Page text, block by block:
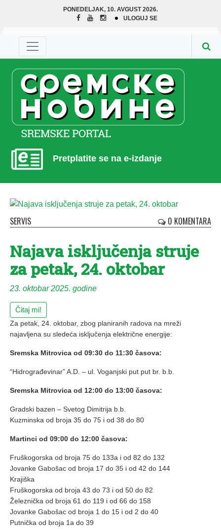
PONEDELJAK, 10. AVGUST 2026.
ULOGUJ SE
Pretplatite se na e-izdanje
SERVIS 0 KOMENTARA
Najava isključenja struje
za petak, 24. oktobar
23. oktobar 2025. godine
Čitaj mi!
Za petak, 24. oktobar, zbog planiranih radova na mreži
najavljena su sledeća isključenja električne energije:
Sremska Mitrovica od 09:30 do 11:30 časova:
“Hidrograđevinar” A.D. – ul. Voganjski put put br. b.b.
Sremska Mitrovica od 12:00 do 13:00 časova:
Gradski bazen – Svetog Dimitrija b.b.
Kuzminska od broja 35 do 75 i od 38 do 80
Martinci od 09:00 do 12:00 časova:
Fruškogorska od broja 75 do 133a i od 82 do 132
Jovanke Gabošac od broja 17 do 35 i od 42 do 144
Krajiška
Fruškogorska od broja 43 do 73 i od 50 do 82
Železnička od broja 61 do 119 i od 66 do 158
Jovanke Gabošac od broja 1 do 15 i od 2 do 40
Putnička od broja 1a do 39